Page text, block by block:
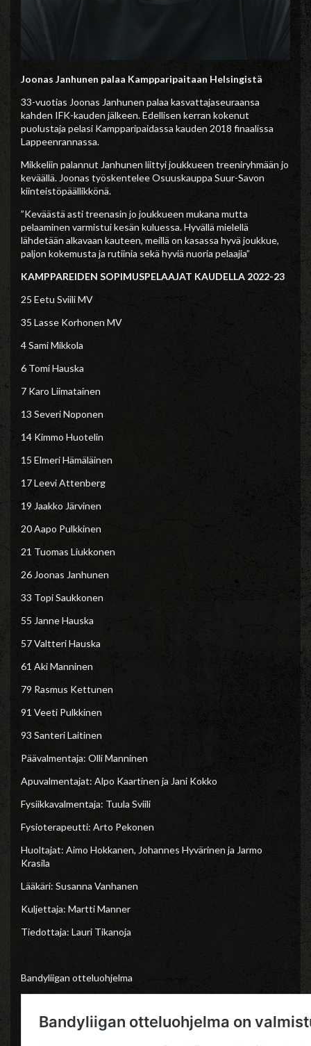
Joonas Janhunen palaa Kampparipaitaan Helsingistä
33-vuotias Joonas Janhunen palaa kasvattajaseuraansa
kahden IFK-kauden jälkeen. Edellisen kerran kokenut
puolustaja pelasi Kampparipaidassa kauden 2018 finaalissa
Lappeenrannassa.
Mikkeliin palannut Janhunen liittyi joukkueen treeniryhmään jo
keväällä. Joonas työskentelee Osuuskauppa Suur-Savon
kiinteistöpäällikkönä.
”Keväästä asti treenasin jo joukkueen mukana mutta
pelaaminen varmistui kesän kuluessa. Hyvällä mielellä
lähdetään alkavaan kauteen, meillä on kasassa hyvä joukkue,
paljon kokemusta ja rutiinia sekä hyviä nuoria pelaajia”
KAMPPAREIDEN SOPIMUSPELAAJAT KAUDELLA 2022-23
25 Eetu Sviili MV
35 Lasse Korhonen MV
4 Sami Mikkola
6 Tomi Hauska
7 Karo Liimatainen
13 Severi Noponen
14 Kimmo Huotelin
15 Elmeri Hämäläinen
17 Leevi Attenberg
19 Jaakko Järvinen
20 Aapo Pulkkinen
21 Tuomas Liukkonen
26 Joonas Janhunen
33 Topi Saukkonen
55 Janne Hauska
57 Valtteri Hauska
61 Aki Manninen
79 Rasmus Kettunen
91 Veeti Pulkkinen
93 Santeri Laitinen
Päävalmentaja: Olli Manninen
Apuvalmentajat: Alpo Kaartinen ja Jani Kokko
Fysiikkavalmentaja: Tuula Sviili
Fysioterapeutti: Arto Pekonen
Huoltajat: Aimo Hokkanen, Johannes Hyvärinen ja Jarmo
Krasila
Lääkäri: Susanna Vanhanen
Kuljettaja: Martti Manner
Tiedottaja: Lauri Tikanoja
Bandyliigan otteluohjelma